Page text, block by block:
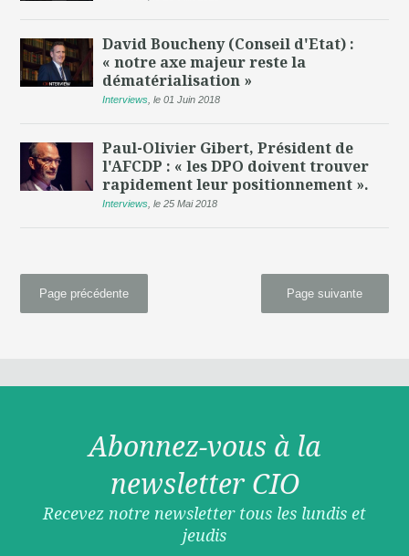
David Boucheny (Conseil d'Etat) :
« notre axe majeur reste la
dématérialisation »
Interviews ,le 01 Juin 2018
Paul-Olivier Gibert, Président de
l'AFCDP : « les DPO doivent trouver
rapidement leur positionnement ».
Interviews ,le 25 Mai 2018
Page suivante
Page précédente
Abonnez-vous à la
newsletter CIO
Recevez notre newsletter tous les lundis et
jeudis